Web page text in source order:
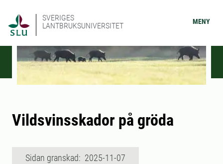
SVERIGES
LANTBRUKSUNIVERSITET
MENY
Vildsvinsskador på gröda
Sidan granskad: 2025-11-07